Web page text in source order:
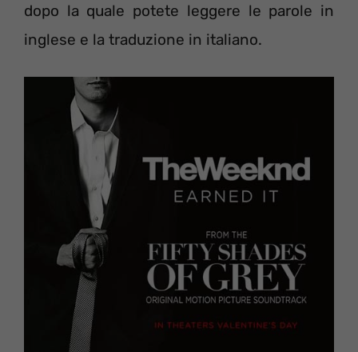
dopo la quale potete leggere le parole in
inglese e la traduzione in italiano.